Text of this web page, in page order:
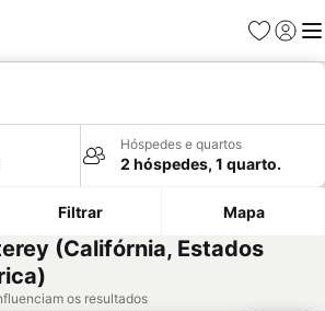
Favoritos
Iniciar
Hóspedes e quartos
2 hóspedes, 1 quarto.
Filtrar Mapa
(Califórnia, Estados
os resultados